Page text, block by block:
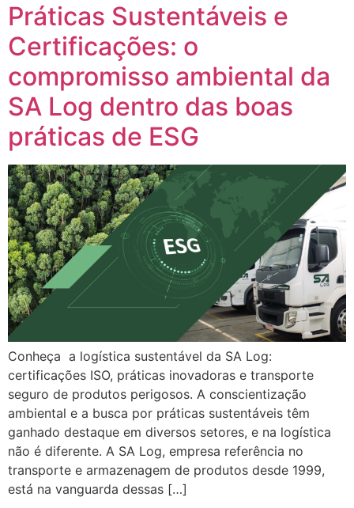
Práticas Sustentáveis e
Certificações: o
compromisso ambiental da
SA Log dentro das boas
práticas de ESG
Conheça a logística sustentável da SA Log:
certificações ISO, práticas inovadoras e transporte
seguro de produtos perigosos. A conscientização
ambiental e a busca por práticas sustentáveis têm
ganhado destaque em diversos setores, e na logística
não é diferente. A SA Log, empresa referência no
transporte e armazenagem de produtos desde 1999,
está na vanguarda dessas […]